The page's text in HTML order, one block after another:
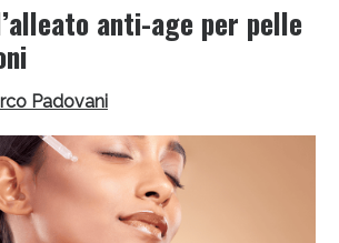
anti-age per pelle
Padovani
Fanghi: Sconto fino al 40% valido